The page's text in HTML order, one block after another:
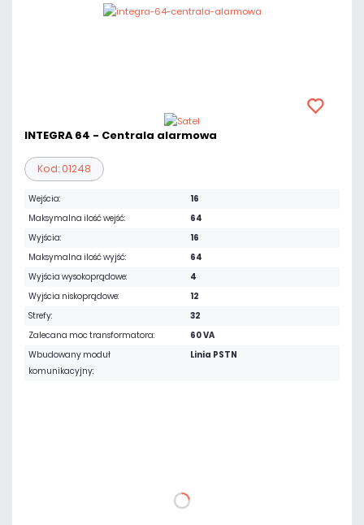
INTEGRA 64 - Centrala alarmowa
Kod: 01248
Wejścia:
16
Maksymalna ilość wejść:
64
Wyjścia:
16
Maksymalna ilość wyjść:
64
Wyjścia wysokoprądowe:
4
Wyjścia niskoprądowe:
12
Strefy:
32
Zalecana moc transformatora:
60 VA
Wbudowany moduł
komunikacyjny:
Linia PSTN
DO KOSZYKA